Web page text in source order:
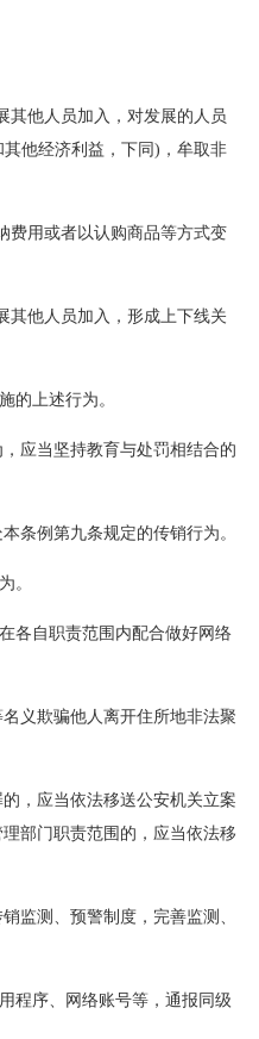
其他人员加入，对发展的人员
他经济利益，下同)，牟取非
费用或者以认购商品等方式变
其他人员加入，形成上下线关
的上述行为。
应当坚持教育与处罚相结合的
条例第九条规定的传销行为。
。
各自职责范围内配合做好网络
义欺骗他人离开住所地非法聚
，应当依法移送公安机关立案
部门职责范围的，应当依法移
监测、预警制度，完善监测、
程序、网络账号等，通报同级